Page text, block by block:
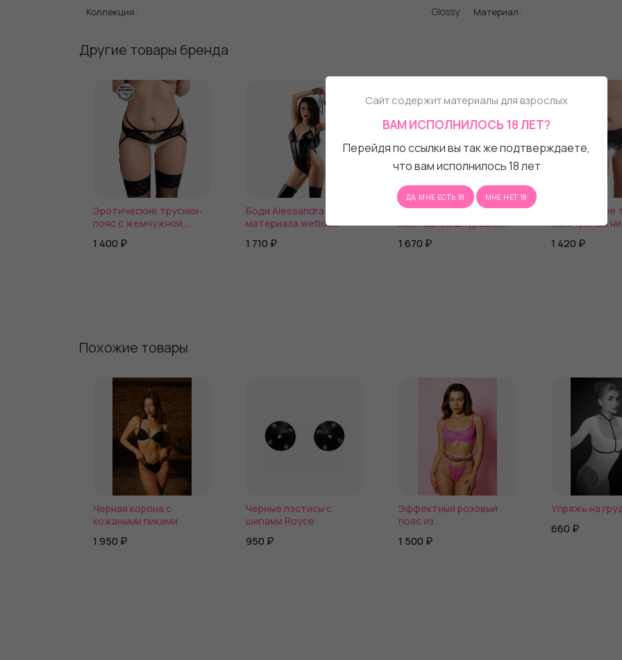
Коллекция: Glossy Материал:
Другие товары бренда
Эротические трусики-
пояс с жемчужной
1 400 ₽
Боди Alessandra из
материала wetlook
1 710 ₽
Эротические трусики с
имитацией шнуровки
1 670 ₽
Эротические
жемчужной
1 420 ₽
Похожие товары
Черная корона с
кожаными пиками
1 950 ₽
Черные пэстисы с
шипами Royce
950 ₽
Эффектный розовый
пояс из
кожи
1 500 ₽
Упряжь на
660 ₽
Сайт содержит материалы для взрослых
ВАМ ИСПОЛНИЛОСЬ 18 ЛЕТ?
Перейдя по ссылки вы так же подтверждаете,
что вам исполнилось 18 лет
ДА, МНЕ ЕСТЬ 18 МНЕ НЕТ 18